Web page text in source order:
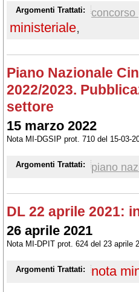
Argomenti Trattati: concorso
ministeriale,
Piano Nazionale
2022/2023.
settore
15 marzo 2022
Nota MI-DGSIP prot. 710 del 15-03-
Argomenti Trattati: piano
DL 22 aprile 2021:
26 aprile 2021
Nota MI-DPIT prot. 624 del 23 aprile
Argomenti Trattati: nota